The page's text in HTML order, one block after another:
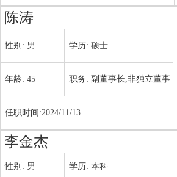
陈涛
性别: 男 学历: 硕士
年龄: 45 职务: 副董事长,非独立董事
任职时间:2024/11/13
李金杰
性别: 男 学历: 本科